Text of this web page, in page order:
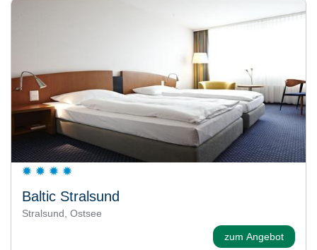
Baltic Stralsund
Stralsund, Ostsee
zum Angebot